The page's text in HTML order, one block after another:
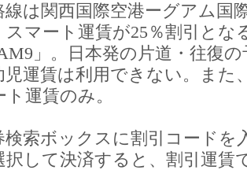
線は関西国際空港ーグアム国
スマート運賃が25％割引とな
」。日本発の片道・往復
児運賃は利用できない。また
ト運賃のみ。
検索ボックスに割引コードを
択して決済すると、割引運賃